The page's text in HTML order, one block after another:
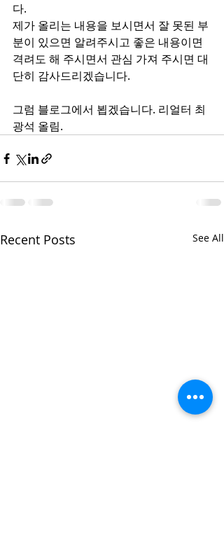
다.
제가 올리는 내용을 보시면서 잘 못된 부
분이 있으면 알려주시고 좋은 내용이면
격려도 해 주시면서 관심 가져 주시면 대
단히 감사드리겠습니다.
그럼 블로그에서 뵙겠습니다. 리얼터 최
광석 올림.
Recent Posts See All